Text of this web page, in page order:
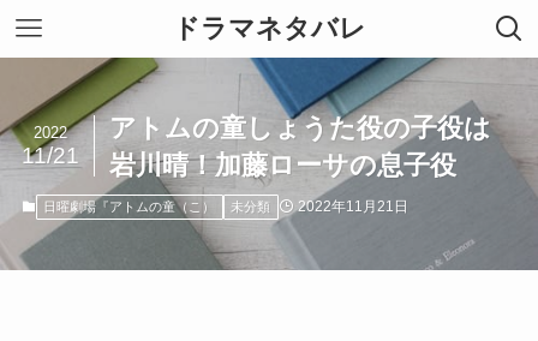
ドラマネタバレ
アトムの童しょうた役の子役は
岩川晴！加藤ローサの息子役
2022
11/21
日曜劇場『アトムの童（こ） 未分類 2022年11月21日